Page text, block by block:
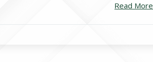
Read More